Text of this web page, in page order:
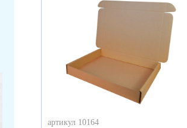
артикул 10164